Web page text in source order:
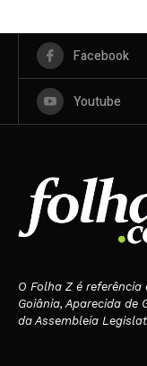
Facebook
Youtube
O Folha Z é
Goiânia, Aparecida de
da Assembleia